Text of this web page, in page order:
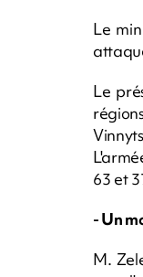
Le
Le
63 et
- Un
M.